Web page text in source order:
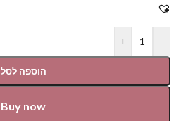
-
+
הוספה לסל
Buy now